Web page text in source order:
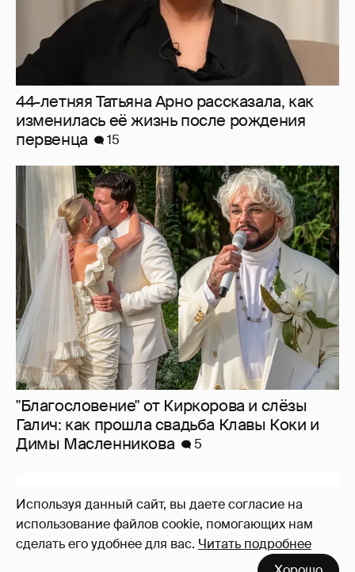
Используя данный сайт, вы даете согласие на
использование файлов cookie, помогающих нам
сделать его удобнее для вас. Читать подробнее
44-летняя Татьяна Арно рассказала, как
изменилась её жизнь после рождения
первенца
15
"Благословение" от Киркорова и слёзы
Галич: как прошла свадьба Клавы Коки и
Димы Масленникова
5